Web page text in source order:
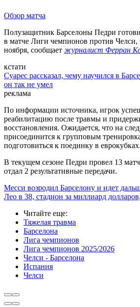
Обзор матча
Полузащитник Барселоны Педри
в матче Лиги чемпионов против Челси,
ноября, сообщает журналист Ферран
кстати
Суарес рассказал, чему научился в
он так не умел
реклама
По информации источника, игрок
реабилитацию после травмы и
восстановления. Ожидается, что на
присоединится к групповым
подготовиться к поединку в еврокубках.
В текущем сезоне Педри провел 13
отдал 2 результативные передачи.
Месси возродил Барселону и идет
Лео в 38, стадион за миллиард
Читайте еще:
Тяжелая травма
Барселона
Лига чемпионов
Лига чемпионов 2025/2026
Челси - Барселона
Испания
Челси